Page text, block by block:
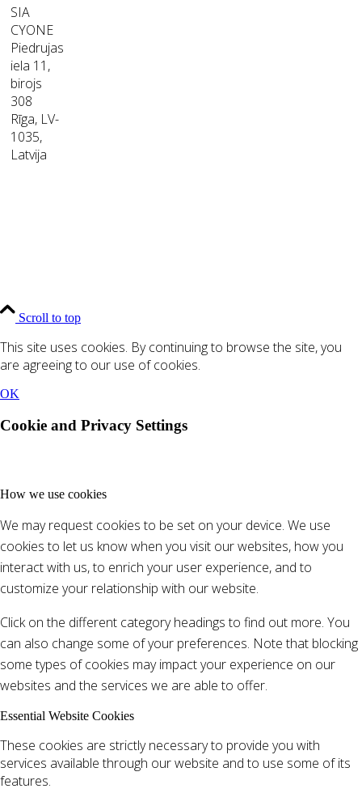
SIA
CYONE
Piedrujas
iela 11,
birojs
308
Rīga, LV-
1035,
Latvija
Scroll to top
This site uses cookies. By continuing to browse the site, you
are agreeing to our use of cookies.
OK
Cookie and Privacy Settings
How we use cookies
We may request cookies to be set on your device. We use
cookies to let us know when you visit our websites, how you
interact with us, to enrich your user experience, and to
customize your relationship with our website.
Click on the different category headings to find out more. You
can also change some of your preferences. Note that blocking
some types of cookies may impact your experience on our
websites and the services we are able to offer.
Essential Website Cookies
These cookies are strictly necessary to provide you with
services available through our website and to use some of its
features.